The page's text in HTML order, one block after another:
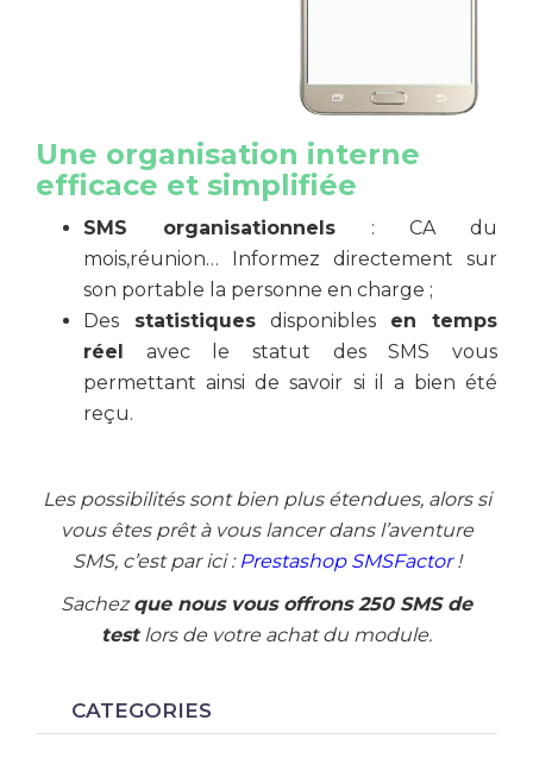
Une organisation interne
efficace et simplifiée
SMS organisationnels : CA du
mois,réunion… Informez directement sur
son portable la personne en charge ;
Des statistiques disponibles en temps
réel avec le statut des SMS vous
permettant ainsi de savoir si il a bien été
reçu.
Les possibilités sont bien plus étendues, alors si
vous êtes prêt à vous lancer dans l’aventure
SMS, c’est par ici :Prestashop SMSFactor!
Sachezque nous vous offrons 250 SMS de
testlors de votre achat du module.
CATEGORIES